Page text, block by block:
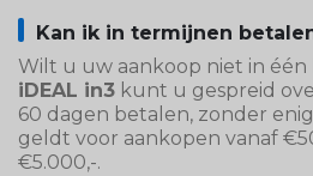
Kan ik in termijnen
Wilt u uw aankoop niet in
iDEAL in3 kunt u gespreid
60 dagen betalen, zonder
geldt voor aankopen vanaf
€5.000,-.